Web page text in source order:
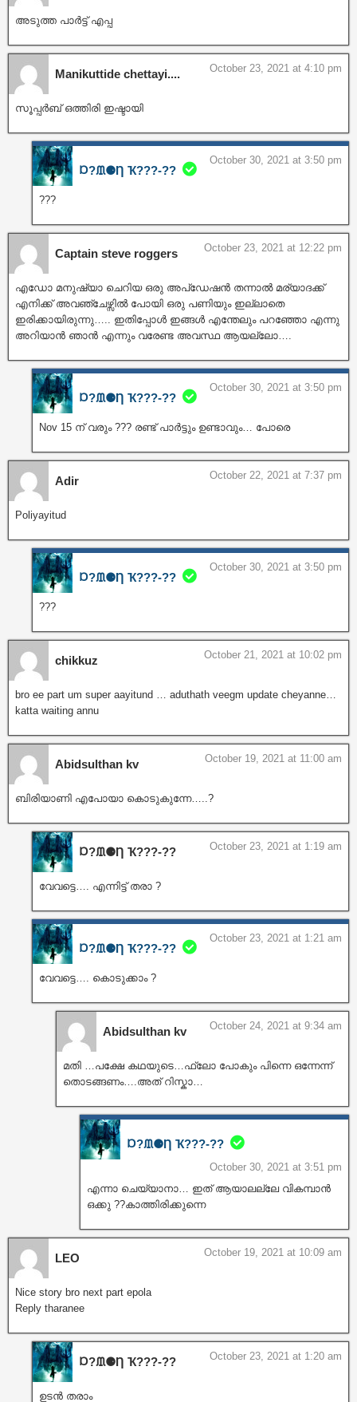
അടുത്ത പാർട്ട്‌ എപ്പ
Manikuttide chettayi.... October 23, 2021 at 4:10 pm
സൂപ്പർബ് ഒത്തിരി ഇഷ്ടായി
Ɒ?ᙢ⚈Ƞ Ҡ???‐??
October 30, 2021 at 3:50 pm
???
Captain steve roggers October 23, 2021 at 12:22 pm
എഡോ മനുഷ്യാ ചെറിയ ഒരു അപ്ഡേഷൻ തന്നാൽ മര്യാദക്ക്
എനിക്ക് അവഞ്ചേഴ്സിൽ പോയി ഒരു പണിയും ഇല്ലാതെ
ഇരിക്കായിരുന്നു….. ഇതിപ്പോൾ ഇങ്ങൾ എന്തേലും പറഞ്ഞോ എന്നു
അറിയാൻ ഞാൻ എന്നും വരേണ്ട അവസ്ഥ ആയല്ലോ….
Ɒ?ᙢ⚈Ƞ Ҡ???‐??
October 30, 2021 at 3:50 pm
Nov 15 ന് വരും ??? രണ്ട് പാർട്ടും ഉണ്ടാവും… പോരെ
Adir October 22, 2021 at 7:37 pm
Poliyayitud
Ɒ?ᙢ⚈Ƞ Ҡ???‐??
October 30, 2021 at 3:50 pm
???
chikkuz October 21, 2021 at 10:02 pm
bro ee part um super aayitund … aduthath veegm update cheyanne…
katta waiting annu
Abidsulthan kv October 19, 2021 at 11:00 am
ബിരിയാണി എപോയാ കൊടുകുന്നേ…..?
Ɒ?ᙢ⚈Ƞ Ҡ???‐?? October 23, 2021 at 1:19 am
വേവട്ടെ…. എന്നിട്ട് തരാ ?
Ɒ?ᙢ⚈Ƞ Ҡ???‐??
October 23, 2021 at 1:21 am
വേവട്ടെ…. കൊടുക്കാം ?
Abidsulthan kv October 24, 2021 at 9:34 am
മതി …പക്ഷേ കഥയുടെ…ഫ്ലോ പോകും പിന്നെ ഒന്നേന്ന്
തൊടങ്ങണം….അത് റിസ്കാ…
Ɒ?ᙢ⚈Ƞ Ҡ???‐??
October 30, 2021 at 3:51 pm
എന്നാ ചെയ്യാനാ… ഇത് ആയാലല്ലേ വികമ്പാൻ
ഒക്കു ??കാത്തിരിക്കുന്നെ
LEO October 19, 2021 at 10:09 am
Nice story bro next part epola
Reply tharanee
Ɒ?ᙢ⚈Ƞ Ҡ???‐?? October 23, 2021 at 1:20 am
ഉടൻ തരാം